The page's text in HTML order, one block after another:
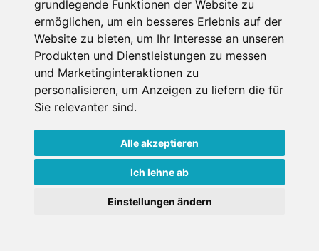
grundlegende Funktionen der Website zu
ermöglichen, um ein besseres Erlebnis auf der
Website zu bieten, um Ihr Interesse an unseren
Produkten und Dienstleistungen zu messen
und Marketinginteraktionen zu
personalisieren, um Anzeigen zu liefern die für
Sie relevanter sind.
Alle akzeptieren
Ich lehne ab
Einstellungen ändern
WEITERE PORTALE
Schneemenschen.de
Schneehoehen.de
Alpen-Guide.de